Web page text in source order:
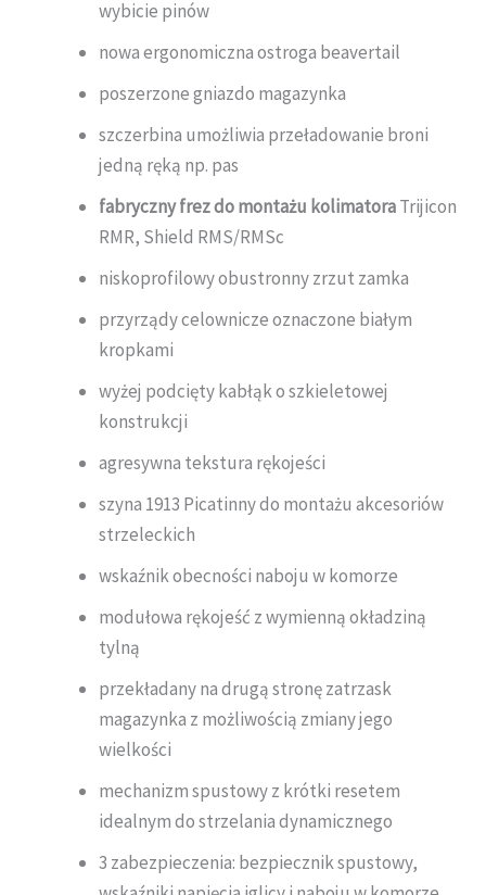
wybicie pinów
nowa ergonomiczna ostroga beavertail
poszerzone gniazdo magazynka
szczerbina umożliwia przeładowanie broni
jedną ręką np. pas
fabryczny frez do montażu kolimatoraTrijicon
RMR, Shield RMS/RMSc
niskoprofilowy obustronny zrzut zamka
przyrządy celownicze oznaczone białym
kropkami
wyżej podcięty kabłąk o szkieletowej
konstrukcji
agresywna tekstura rękojeści
szyna 1913 Picatinny do montażu akcesoriów
strzeleckich
wskaźnik obecności naboju w komorze
modułowa rękojeść z wymienną okładziną
tylną
przekładany na drugą stronę zatrzask
magazynka z możliwością zmiany jego
wielkości
mechanizm spustowy z krótki resetem
idealnym do strzelania dynamicznego
3 zabezpieczenia: bezpiecznik spustowy,